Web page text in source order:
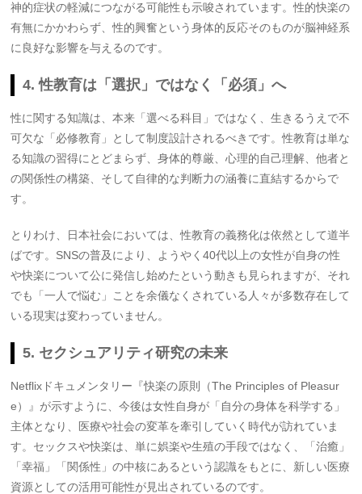
神的症状の軽減につながる可能性も示唆されています。性的快楽の
有無にかかわらず、性的興奮という身体的反応そのものが脳神経系
に良好な影響を与えるのです。
4. 性教育は「選択」ではなく「必須」へ
性に関する知識は、本来「選べる科目」ではなく、生きるうえで不
可欠な「必修教育」として制度設計されるべきです。性教育は単な
る知識の習得にとどまらず、身体的尊厳、心理的自己理解、他者と
の関係性の構築、そして自律的な判断力の涵養に直結するからで
す。
とりわけ、日本社会においては、性教育の義務化は依然として道半
ばです。SNSの普及により、ようやく40代以上の女性が自身の性
や快楽について公に発信し始めたという動きも見られますが、それ
でも「一人で悩む」ことを余儀なくされている人々が多数存在して
いる現実は変わっていません。
5. セクシュアリティ研究の未来
Netflixドキュメンタリー『快楽の原則（The Principles of Pleasur
e）』が示すように、今後は女性自身が「自分の身体を科学する」
主体となり、医療や社会の変革を牽引していく時代が訪れていま
す。セックスや快楽は、単に娯楽や生殖の手段ではなく、「治癒」
「幸福」「関係性」の中核にあるという認識をもとに、新しい医療
資源としての活用可能性が見出されているのです。